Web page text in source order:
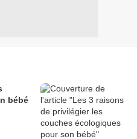
bébé